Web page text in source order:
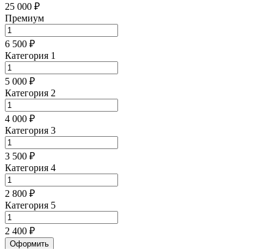
25 000 ₽
Премиум
6 500 ₽
Категория 1
5 000 ₽
Категория 2
4 000 ₽
Категория 3
3 500 ₽
Категория 4
2 800 ₽
Категория 5
2 400 ₽
Оформить